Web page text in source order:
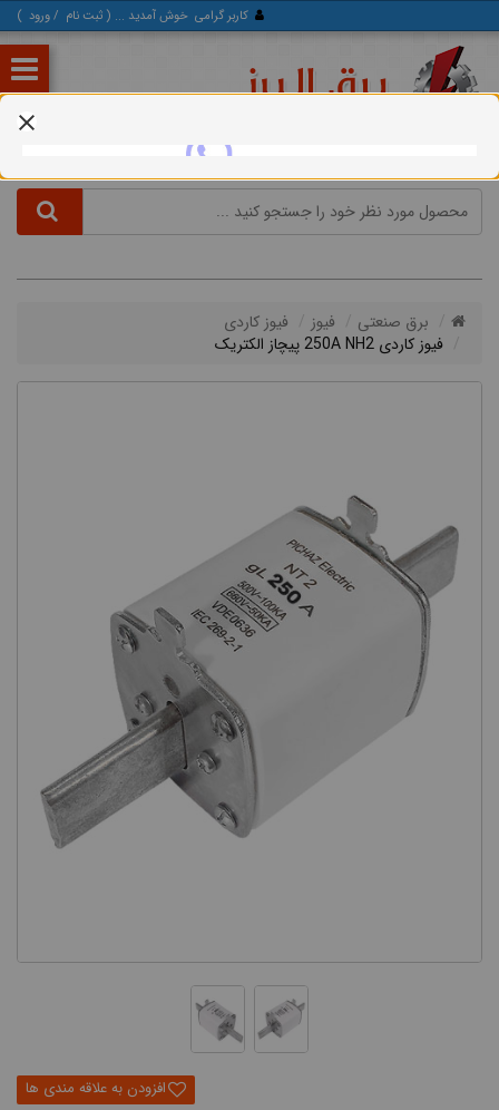
کاربر گرامی خوش آمدید ... ( ثبت‌ نام /ورود )
برق صنعتی فیوز
فیوز کاردی
فیوز کاردی 250A NH2 پیچاز الکتریک